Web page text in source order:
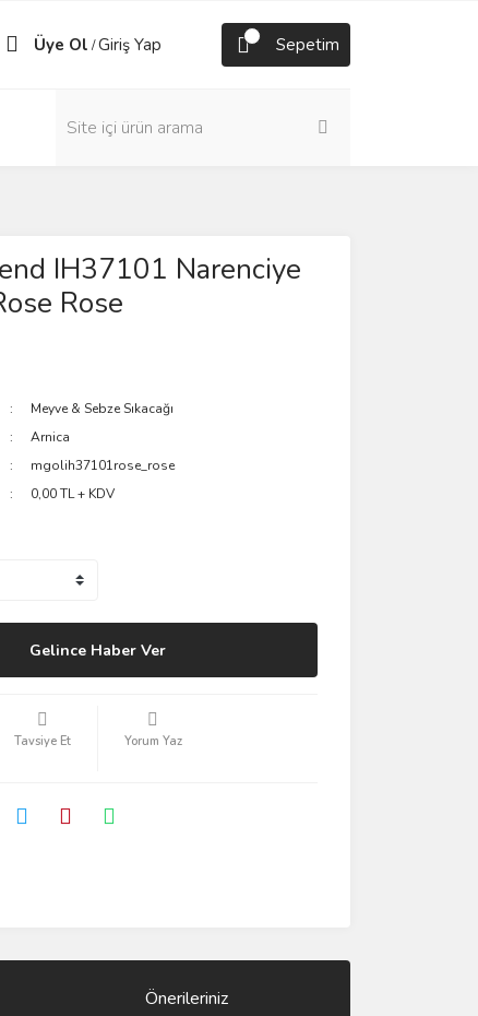
Üye Ol /Giriş Yap Sepetim
IH37101 Narenciye
Rose
Meyve & Sebze Sıkacağı
Arnica
mgolih37101rose_rose
0,00 TL + KDV
Gelince Haber Ver
Tavsiye Et Yorum Yaz
Önerileriniz